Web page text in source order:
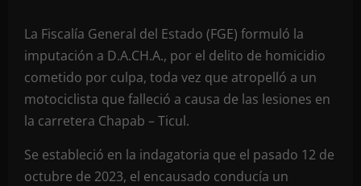
La Fiscalía General del Estado (FGE) formuló la
imputación a D.A.CH.A., por el delito de homicidio
cometido por culpa, toda vez que atropelló a un
motociclista que falleció a causa de las lesiones en
la carretera Chapab – Ticul.
Se estableció en la indagatoria que el pasado 12 de
octubre de 2023, el encausado conducía un